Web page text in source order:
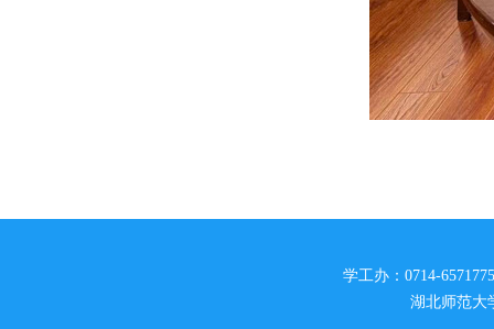
学工办：0714-
湖北师范大